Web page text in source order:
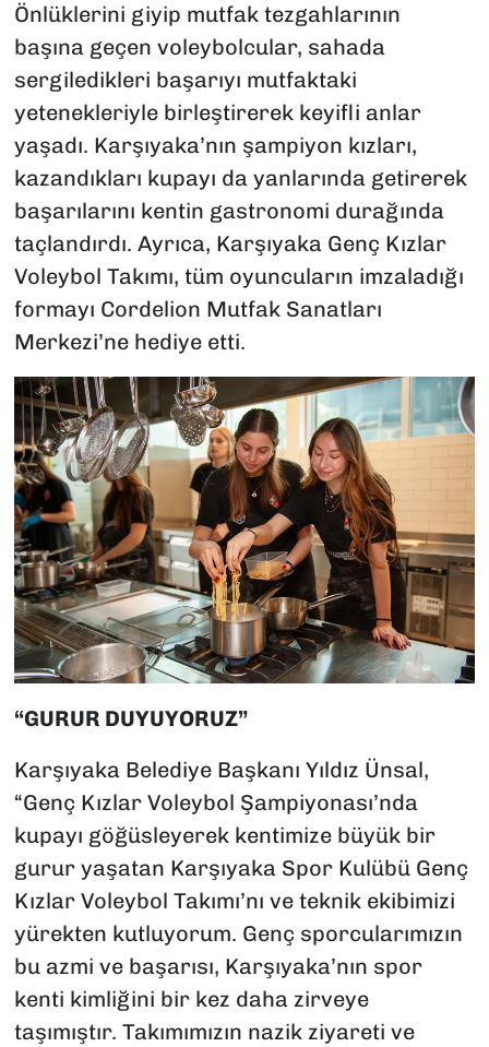
Önlüklerini giyip mutfak tezgahlarının
başına geçen voleybolcular, sahada
sergiledikleri başarıyı mutfaktaki
yetenekleriyle birleştirerek keyifli anlar
yaşadı. Karşıyaka’nın şampiyon kızları,
kazandıkları kupayı da yanlarında getirerek
başarılarını kentin gastronomi durağında
taçlandırdı. Ayrıca, Karşıyaka Genç Kızlar
Voleybol Takımı, tüm oyuncuların imzaladığı
formayı Cordelion Mutfak Sanatları
Merkezi’ne hediye etti.
“GURUR DUYUYORUZ”
Karşıyaka Belediye Başkanı Yıldız Ünsal,
“Genç Kızlar Voleybol Şampiyonası’nda
kupayı göğüsleyerek kentimize büyük bir
gurur yaşatan Karşıyaka Spor Kulübü Genç
Kızlar Voleybol Takımı’nı ve teknik ekibimizi
yürekten kutluyorum. Genç sporcularımızın
bu azmi ve başarısı, Karşıyaka’nın spor
kenti kimliğini bir kez daha zirveye
taşımıştır. Takımımızın nazik ziyareti ve